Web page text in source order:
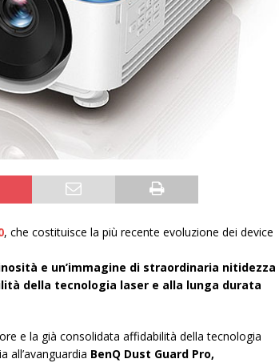
, che costituisce la più recente evoluzione dei device
e un’immagine di straordinaria nitidezza
della tecnologia laser e alla lunga durata
e la già consolidata affidabilità della tecnologia
all’avanguardia BenQ Dust Guard Pro,